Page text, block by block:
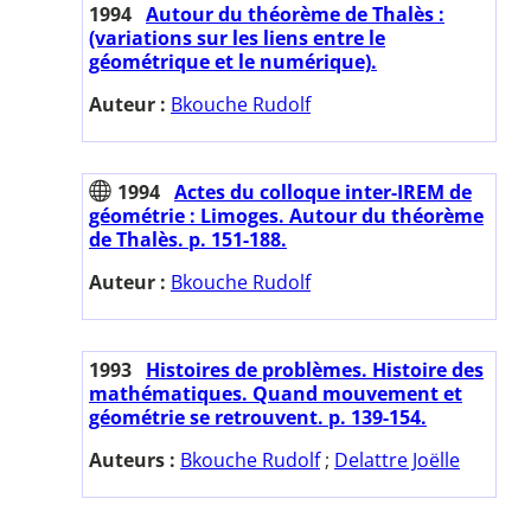
1994 Autour du théorème de Thalès :
(variations sur les liens entre le
géométrique et le numérique).
Auteur : Bkouche Rudolf
1994 Actes du colloque inter-IREM de
géométrie : Limoges. Autour du théorème
de Thalès. p. 151-188.
Auteur : Bkouche Rudolf
1993 Histoires de problèmes. Histoire des
mathématiques. Quand mouvement et
géométrie se retrouvent. p. 139-154.
Auteurs : Bkouche Rudolf; Delattre Joëlle